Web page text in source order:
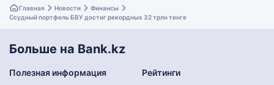
Главная Новости
Финансы
Ссудный портфель БВУ достиг рекордных 32 трлн тенге
Больше на Bank.kz
Полезная информация Рейтинги